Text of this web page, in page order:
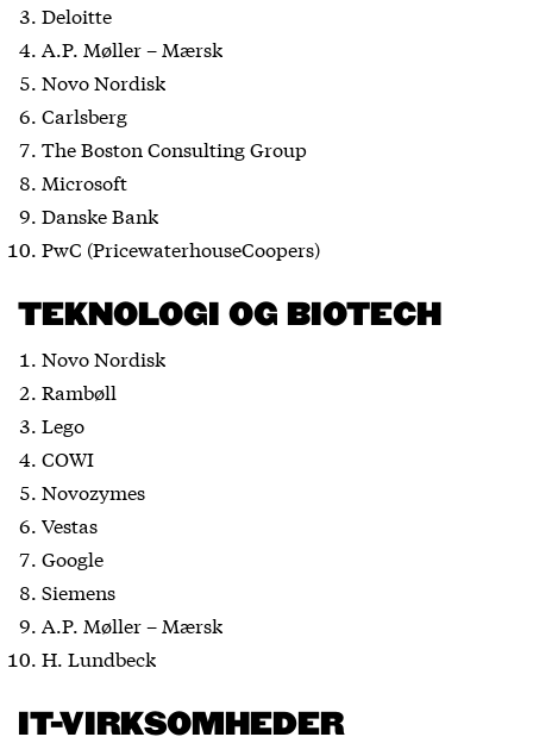
Deloitte
A.P. Møller – Mærsk
Novo Nordisk
Carlsberg
The Boston Consulting Group
Microsoft
Danske Bank
PwC (PricewaterhouseCoopers)
TEKNOLOGI OG BIOTECH
Novo Nordisk
Rambøll
Lego
COWI
Novozymes
Vestas
Google
Siemens
A.P. Møller – Mærsk
H. Lundbeck
IT-VIRKSOMHEDER